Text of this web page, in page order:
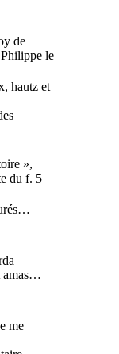
de
le
hautz et
»,
du f. 5
amas…
me